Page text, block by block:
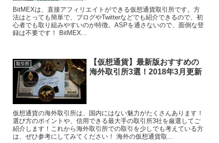
BitMEXは、直接アフィリエイトができる仮想通貨取引所です。方
法はとっても簡単で、ブログやTwitterなどでも紹介できるので、初
心者でも取り組みやすいのが特徴。ASPを通さないので、面倒な登
録は不要です！ BitMEX...
取引所
【仮想通貨】最新版おすすめの
海外取引所3選！2018年3月更新
仮想通貨の海外取引所は、国内にはない魅力がたくさんあります！
選び方のポイントや、信用できる最大手の取引所3社を厳選してご
紹介します！これから海外取引所での取引を少しでも考えている方
は、ぜひ参考にしてみてください！ 海外の仮想通貨取...